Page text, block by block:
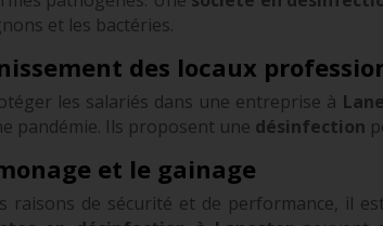
et les bactéries.
des locaux
les salariés dans une entreprise à
pandémie. Ils proposent une désinfection
et le gainage
raisons de sécurité et de performance, il